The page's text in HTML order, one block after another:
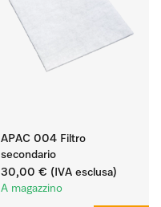
APAC 004 Filtro
secondario
30,00 € (IVA esclusa)
A magazzino